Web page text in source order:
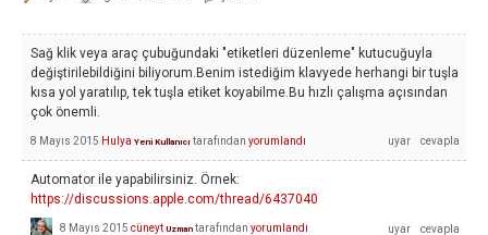
Sağ klik veya araç çubuğundaki "etiketleri düzenleme" kutucuğuyla
değiştirilebildiğini biliyorum.Benim istediğim klavyede herhangi bir tuşla
kısa yol yaratılıp, tek tuşla etiket koyabilme.Bu hızlı çalışma açısından
çok önemli.
8 Mayıs 2015 Hulya Yeni Kullanıcı tarafından yorumlandı
Automator ile yapabilirsiniz. Örnek:
https://discussions.apple.com/thread/6437040
8 Mayıs 2015 cüneyt Uzman tarafından yorumlandı